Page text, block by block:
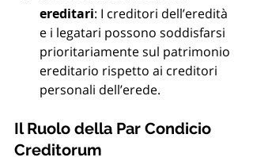
ereditari: I creditori dell’eredità
e i legatari possono soddisfarsi
prioritariamente sul patrimonio
ereditario rispetto ai creditori
personali dell’erede.
Il Ruolo della Par Condicio
Creditorum